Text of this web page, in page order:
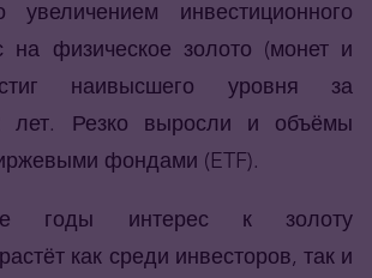
увеличением инвестиционного
на физическое золото (монет и
наивысшего уровня за
лет. Резко выросли и объёмы
фондами (ETF).
годы интерес к золоту
как среди инвесторов, так и